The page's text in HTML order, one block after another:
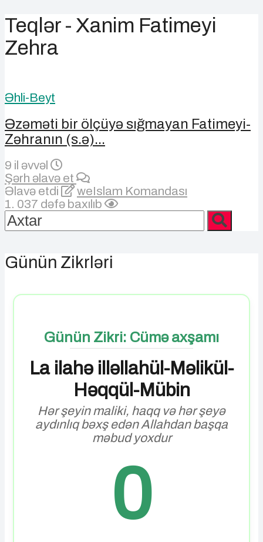
Teqlər - Xanim Fatimeyi
Zehra
Əhli-Beyt
Əzəməti bir ölçüyə sığmayan Fatimeyi-
Zəhranın (s.ə)...
9 il əvvəl
Şərh əlavə et
Əlavə etdi
weIslam Komandası
1. 037 dəfə baxılıb
Günün Zikrləri
Günün Zikri: Cümə axşamı
La ilahə illəllahül-Məlikül-
Həqqül-Mübin
Hər şeyin maliki, haqq və hər şeyə
aydınlıq bəxş edən Allahdan başqa
məbud yoxdur
0